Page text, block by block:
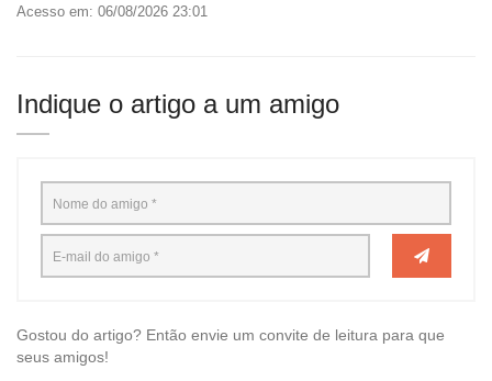
Acesso em: 06/08/2026 23:01
Indique o artigo a um amigo
Gostou do artigo? Então envie um convite de leitura para que
seus amigos!